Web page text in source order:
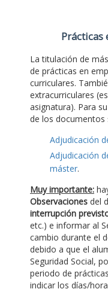
Prácticas
La titulación de
de prácticas en
curriculares.
extracurriculares
asignatura). Para
de los documentos
Adjudicación
Adjudicación
máster.
Muy importante:
Observaciones del
interrupción
etc.) e informar al
cambio durante el
debido a que el
Seguridad Social,
periodo de
indicar los días/